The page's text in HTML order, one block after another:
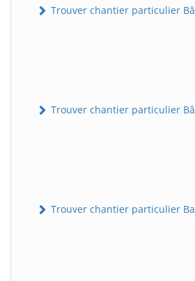
Trouver chantier particulier
Trouver chantier particulier
Trouver chantier particulier